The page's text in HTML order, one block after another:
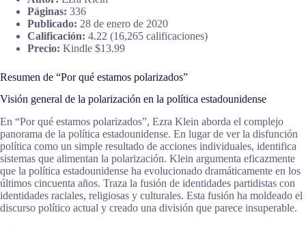
Páginas: 336
Publicado: 28 de enero de 2020
Calificación: 4.22 (16,265 calificaciones)
Precio: Kindle $13.99
Resumen de “Por qué estamos polarizados”
Visión general de la polarización en la política estadounidense
En “Por qué estamos polarizados”, Ezra Klein aborda el complejo
panorama de la política estadounidense. En lugar de ver la disfunción
política como un simple resultado de acciones individuales, identifica
sistemas que alimentan la polarización. Klein argumenta eficazmente
que la política estadounidense ha evolucionado dramáticamente en los
últimos cincuenta años. Traza la fusión de identidades partidistas con
identidades raciales, religiosas y culturales. Esta fusión ha moldeado el
discurso político actual y creado una división que parece insuperable.